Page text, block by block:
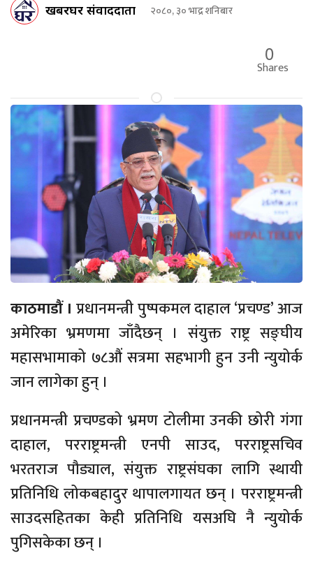
खबरघर संवाददाता २०८०, ३० भाद्र शनिबार
0
Shares
काठमाडौं । प्रधानमन्त्री पुष्पकमल दाहाल ‘प्रचण्ड’ आज
अमेरिका भ्रमणमा जाँदैछन् । संयुक्त राष्ट्र सङ्घीय
महासभामाको ७८औं सत्रमा सहभागी हुन उनी न्युयोर्क
जान लागेका हुन् ।
प्रधानमन्त्री प्रचण्डको भ्रमण टोलीमा उनकी छोरी गंगा
दाहाल, परराष्ट्रमन्त्री एनपी साउद, परराष्ट्रसचिव
भरतराज पौड्याल, संयुक्त राष्ट्रसंघका लागि स्थायी
प्रतिनिधि लोकबहादुर थापालगायत छन् । परराष्ट्रमन्त्री
साउदसहितका केही प्रतिनिधि यसअघि नै न्युयोर्क
पुगिसकेका छन् ।